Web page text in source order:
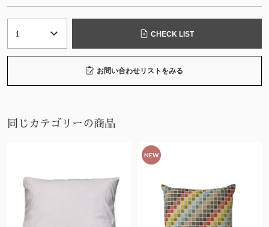
CHECK LIST
お問い合わせリストをみる
同じカテゴリーの商品
NEW